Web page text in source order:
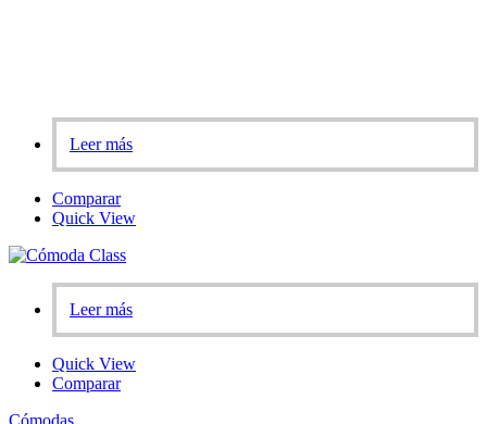
Leer más
Comparar
Quick View
Leer más
Quick View
Comparar